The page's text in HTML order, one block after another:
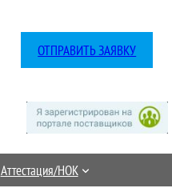
ОТПРАВИТЬ ЗАЯВКУ
Аттестация/НОК